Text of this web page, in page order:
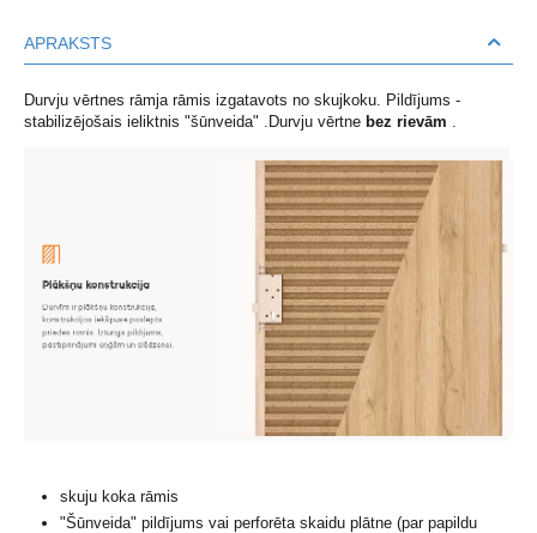
APRAKSTS
Durvju vērtnes rāmja rāmis izgatavots no skujkoku.
Pildījums -
stabilizējošais ieliktnis "šūnveida"
Durvju vērtne bez rievām
skuju koka rāmis
"Šūnveida" pildījums vai perforēta skaidu plātne (par papildu